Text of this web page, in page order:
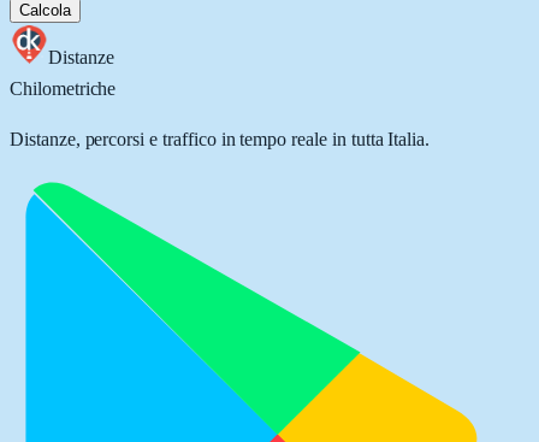
Calcola
Distanze
Chilometriche
Distanze, percorsi e traffico in tempo reale in tutta Italia.